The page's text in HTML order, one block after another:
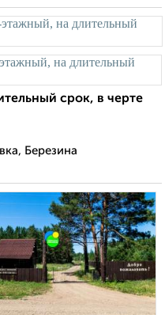
срок, в черте
Березина